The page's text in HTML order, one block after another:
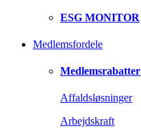
ESG MONITOR
Medlemsfordele
Medlemsrabatter
Affaldsløsninger
Arbejdskraft